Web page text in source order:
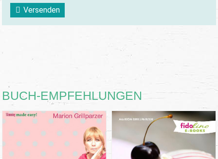
Versenden
BUCH-EMPFEHLUNGEN